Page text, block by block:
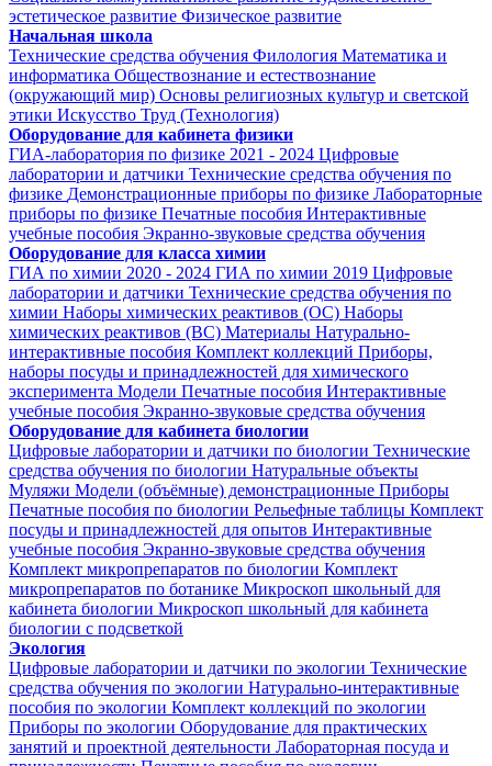
эстетическое развитие Физическое развитие
Начальная школа
Технические средства обучения Филология Математика и
информатика Обществознание и естествознание
(окружающий мир) Основы религиозных культур и светской
этики Искусство Труд (Технология)
Оборудование для кабинета физики
ГИА-лаборатория по физике 2021 - 2024 Цифровые
лаборатории и датчики Технические средства обучения по
физике Демонстрационные приборы по физике Лабораторные
приборы по физике Печатные пособия Интерактивные
учебные пособия Экранно-звуковые средства обучения
Оборудование для класса химии
ГИА по химии 2020 - 2024 ГИА по химии 2019 Цифровые
лаборатории и датчики Технические средства обучения по
химии Наборы химических реактивов (ОС) Наборы
химических реактивов (ВС) Материалы Натурально-
интерактивные пособия Комплект коллекций Приборы,
наборы посуды и принадлежностей для химического
эксперимента Модели Печатные пособия Интерактивные
учебные пособия Экранно-звуковые средства обучения
Оборудование для кабинета биологии
Цифровые лаборатории и датчики по биологии Технические
средства обучения по биологии Натуральные объекты
Муляжи Модели (объёмные) демонстрационные Приборы
Печатные пособия по биологии Рельефные таблицы Комплект
посуды и принадлежностей для опытов Интерактивные
учебные пособия Экранно-звуковые средства обучения
Комплект микропрепаратов по биологии Комплект
микропрепаратов по ботанике Микроскоп школьный для
кабинета биологии Микроскоп школьный для кабинета
биологии с подсветкой
Экология
Цифровые лаборатории и датчики по экологии Технические
средства обучения по экологии Натурально-интерактивные
пособия по экологии Комплект коллекций по экологии
Приборы по экологии Оборудование для практических
занятий и проектной деятельности Лабораторная посуда и